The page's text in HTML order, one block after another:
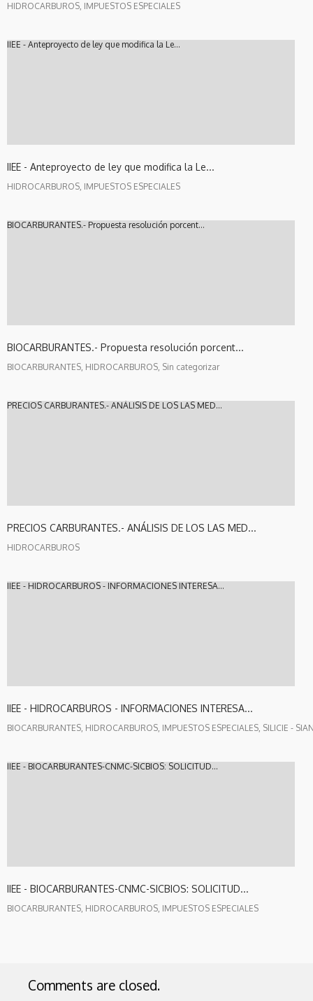
HIDROCARBUROS, IMPUESTOS ESPECIALES
IIEE - Anteproyecto de ley que modifica la Le...
IIEE - Anteproyecto de ley que modifica la Le...
HIDROCARBUROS, IMPUESTOS ESPECIALES
BIOCARBURANTES.- Propuesta resolución porcent...
BIOCARBURANTES.- Propuesta resolución porcent...
BIOCARBURANTES, HIDROCARBUROS, Sin categorizar
PRECIOS CARBURANTES.- ANÁLISIS DE LOS LAS MED...
PRECIOS CARBURANTES.- ANÁLISIS DE LOS LAS MED...
HIDROCARBUROS
IIEE - HIDROCARBUROS - INFORMACIONES INTERESA...
IIEE - HIDROCARBUROS - INFORMACIONES INTERESA...
BIOCARBURANTES, HIDROCARBUROS, IMPUESTOS ESPECIALES, SILICIE -
IIEE - BIOCARBURANTES-CNMC-SICBIOS: SOLICITUD...
IIEE - BIOCARBURANTES-CNMC-SICBIOS: SOLICITUD...
BIOCARBURANTES, HIDROCARBUROS, IMPUESTOS ESPECIALES
Comments are closed.